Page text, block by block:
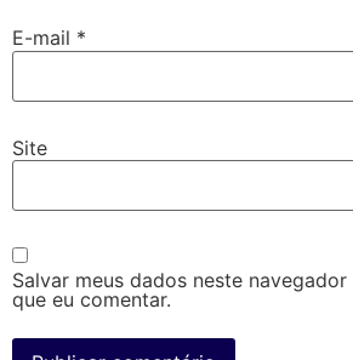
E-mail *
Site
Salvar meus dados neste
que eu comentar.